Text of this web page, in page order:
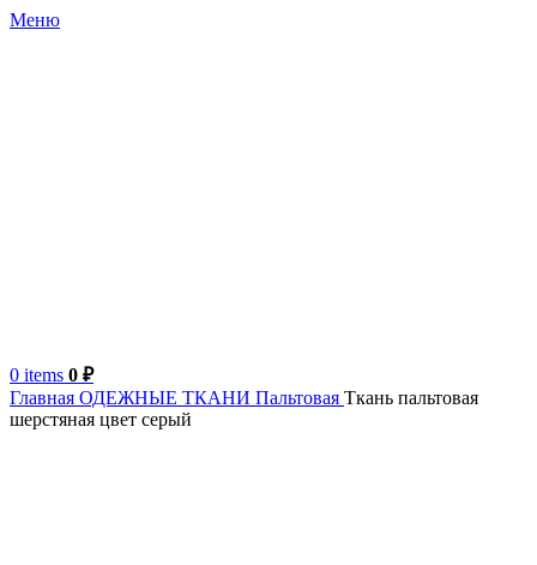
Меню
0 items 0 ₽
Главная ОДЕЖНЫЕ ТКАНИ Пальтовая Ткань пальтовая
шерстяная цвет серый